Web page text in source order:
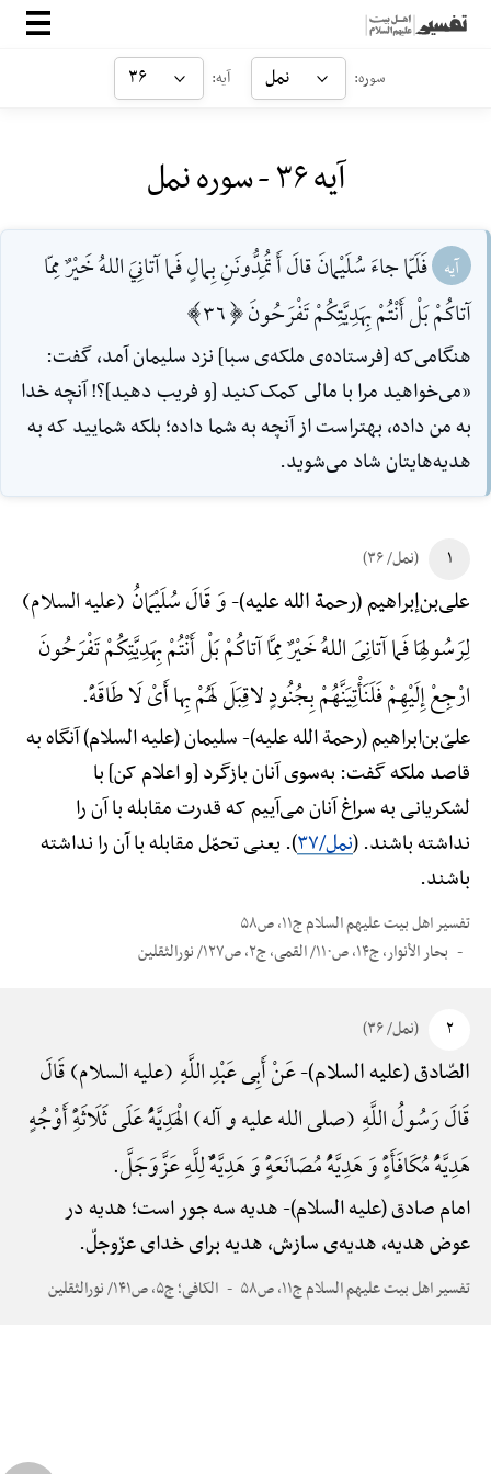
صفحه‌اصلی
سوره: نمل آیه: ۳۶
آیه ۳۶ - سوره نمل
آیه فَلَمّا جاءَ سُلَیْمانَ قالَ أَ تُمِدُّونَنِ بِمالٍ فَما آتانِيَ اللهُ خَیْرٌ مِمّا
آتاکُمْ بَلْ أَنْتُمْ بِهَدِیَّتِکُمْ تَفْرَحُونَ [36]
هنگامى‌که [فرستاده‌ی ملکه‌ی سبا] نزد سلیمان آمد، گفت:
«مى‌خواهید مرا با مالى کمک‌کنید [و فریب دهید]؟! آنچه خدا
به من داده، بهتراست از آنچه به شما داده؛ بلکه شمایید که به
هدیه‌هایتان شاد مى‌شوید.
۱ (نمل/ ۳۶)
علی‌بن‌إبراهیم (رحمة الله علیه)-وَ قَالَ سُلَیْمَانُ (علیه السلام)
لِرَسُولِهَا فَما آتانِیَ اللهُ خَیْرٌ مِمَّا آتاکُمْ بَلْ أَنْتُمْ بِهَدِیَّتِکُمْ تَفْرَحُونَ
ارْجِعْ إِلَیْهِمْ فَلَنَأْتِیَنَّهُمْ بِجُنُودٍ لاقِبَلَ لَهُمْ بِها أَیْ لَا طَاقَهًْ.
علیّ‌بن‌ابراهیم (رحمة الله علیه)-سلیمان (علیه السلام) آنگاه به
قاصد ملکه گفت: به‌سوی آنان بازگرد [و اعلام کن] با
لشکریانی به سراغ آنان می‌آییم که قدرت مقابله با آن را
نداشته باشند. (نمل/۳۷
). یعنی تحمّل مقابله با آن را نداشته
باشند.
تفسیر اهل بیت علیهم السلام ج۱۱، ص۵۸
بحار الأنوار، ج۱۴، ص۱۱۰/ القمی، ج۲، ص۱۲۷/ نورالثقلین
۲ (نمل/ ۳۶)
الصّادق (علیه السلام)-عَنْ أَبِی عَبْدِ اللَّهِ (علیه السلام) قَالَ
قَالَ رَسُولُ اللَّهِ (صلی الله علیه و آله) الْهَدِیَّهًُْ عَلَی ثَلَاثَهًِْ أَوْجُهٍ
هَدِیَّهًُْ مُکَافَأَهًٍْ وَ هَدِیَّهًُْ مُصَانَعَهًٍْ وَ هَدِیَّهًٌْ لِلَّهِ عَزَّ‌وَ‌جَلَّ.
امام صادق (علیه السلام)-هدیه سه جور است؛ هدیه در
عوض هدیه، هدیه‌ی سازش، هدیه برای خدای عزّوجلّ.
تفسیر اهل بیت علیهم السلام ج۱۱، ص۵۸ الکافی؛ ج۵، ص۱۴۱/ نورالثقلین